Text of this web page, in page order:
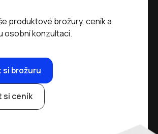
produktové brožury, ceník a
osobní konzultaci.
si brožuru
si ceník